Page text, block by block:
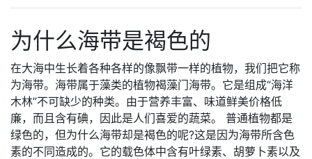
为什么海带是褐色的
在大海中生长着各种各样的像飘带一样的植物，我们把它称
为海带。海带属于藻类的植物褐藻门海带。它是组成“海洋
木林”不可缺少的种类。由于营养丰富、味道鲜美价格低
廉，而且含有碘，因此是人们喜爱的蔬菜。 普通植物都是
绿色的，但为什么海带却是褐色的呢?这是因为海带所含色
素的不同造成的。它的载色体中含有叶绿素、胡萝卜素以及